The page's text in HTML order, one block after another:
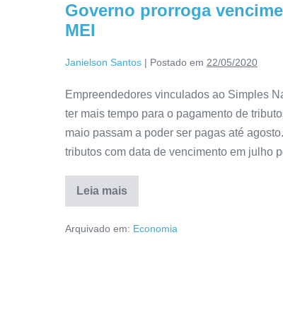
Governo prorroga
MEI
Janielson Santos | Postado em 22/05/2020
Empreendedores vinculados ao Simples
ter mais tempo para o pagamento de
maio passam a poder ser pagas até
tributos com data de vencimento em julho
Leia mais
Arquivado em: Economia